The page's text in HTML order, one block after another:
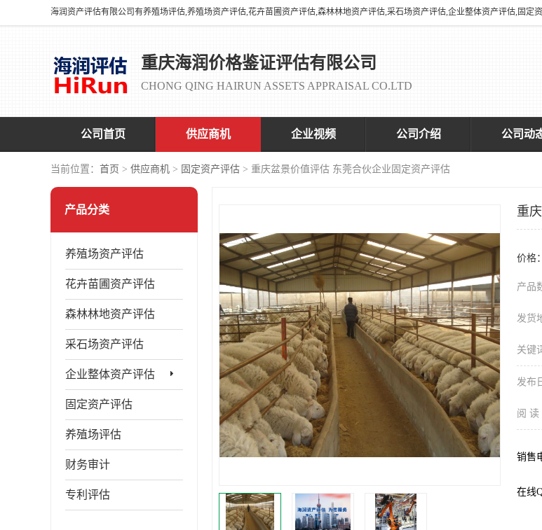
重庆海润价格鉴证评估有限公司
CHONG QING HAIRUN ASSETS APPRAISAL CO.LTD
公司首页 供应商机 企业视频 公司介绍 公司动
当前位置： 首页 > 供应商机 > 固定资产评估 > 重庆盆景价值评估 东莞合伙企业固定资产评估
产品分类
养殖场资产评估
花卉苗圃资产评估
森林林地资产评估
采石场资产评估
企业整体资产评估
固定资产评估
养殖场评估
财务审计
专利评估
重
价格：
产品
发货
关键
发布
阅 读
销售
在线